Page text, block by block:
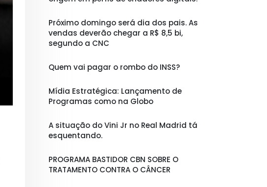
Próximo domingo será dia dos pais. As
vendas deverão chegar a R$ 8,5 bi,
segundo a CNC
Quem vai pagar o rombo do INSS?
Mídia Estratégica: Lançamento de
Programas como na Globo
A situação do Vini Jr no Real Madrid tá
esquentando.
PROGRAMA BASTIDOR CBN SOBRE O
TRATAMENTO CONTRA O CÂNCER